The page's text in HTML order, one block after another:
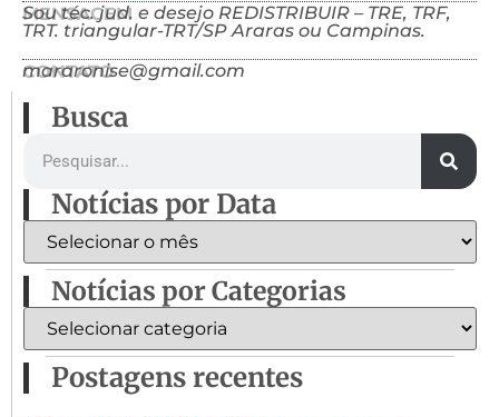
MENSAGEM
Sou téc. jud. e desejo REDISTRIBUIR – TRE, TRF,
TRT. triangular-TRT/SP Araras ou Campinas.
CONTATO
mararonise@gmail.com
Busca
Notícias por Data
Notícias por Categorias
Postagens recentes